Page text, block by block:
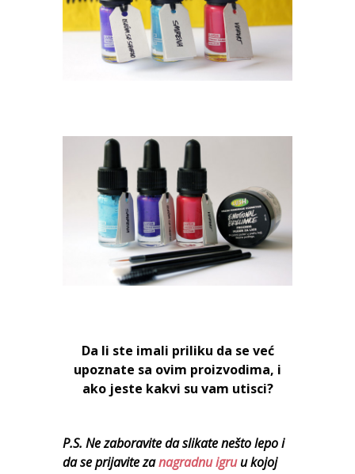
Da li ste imali priliku da se već
upoznate sa ovim proizvodima, i
ako jeste kakvi su vam utisci?
P.S. Ne zaboravite da slikate nešto lepo i
da se prijavite zanagradnu igruu kojoj